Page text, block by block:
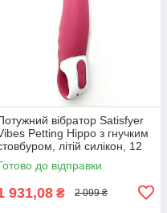
вібратор Satisfyer
Petting Hippo з гнучким
літій силікон, 12
до відправки
931,08 ₴ 2 099 ₴